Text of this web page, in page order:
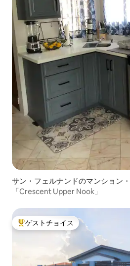
サン・フェルナンドのマンション
「Crescent Upper Nook」
大好評のゲストチョイスです。
ゲストチョイス